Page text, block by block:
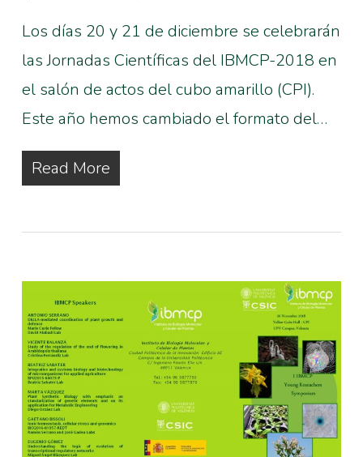
Los días 20 y 21 de diciembre se celebrarán
las Jornadas Científicas del IBMCP-2018 en
el salón de actos del cubo amarillo (CPI).
Este año hemos cambiado el formato del…
Read More